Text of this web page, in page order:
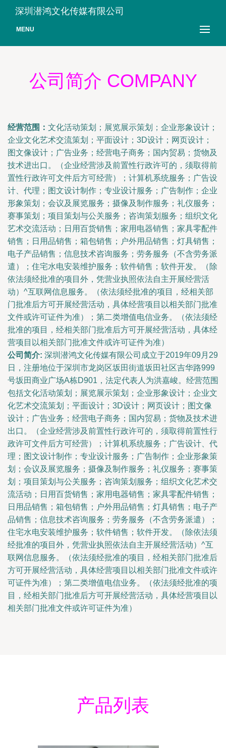
深圳潜鸿文化传媒有限公司
MENU
公司简介 COMPANY
经营范围： 文化活动策划；展览展示策划；企业形象设计；
企业文化艺术交流策划；平面设计；3D设计；网页设计；
图文像设计；广告业务；经营电子商务；国内贸易；货物及
技术进出口。（企业经营涉及前置性行政许可的，须取得前
置性行政许可文件后方可经营）；计算机系统服务；广告设
计、代理；图文设计制作；专业设计服务；广告制作；企业
形象策划；会议及展览服务；摄像及制作服务；礼仪服务；
赛事策划；项目策划与公关服务；咨询策划服务；组织文化
艺术交流活动；日用百货销售；家用电器销售；家具零配件
销售；日用品销售；箱包销售；户外用品销售；灯具销售；
电子产品销售；信息技术咨询服务；劳务服务（不含劳务派
遣）；住宅水电安装维护服务；软件销售；软件开发。（除
依法须经批准的项目外，凭营业执照依法自主开展经营活
动）^互联网信息服务。（依法须经批准的项目，经相关部
门批准后方可开展经营活动，具体经营项目以相关部门批准
文件或许可证件为准）；第二类增值电信业务。（依法须经
批准的项目，经相关部门批准后方可开展经营活动，具体经
营项目以相关部门批准文件或许可证件为准）
公司简介: 深圳潜鸿文化传媒有限公司成立于2019年09月29
日，注册地位于深圳市龙岗区坂田街道坂田社区吉华路999
号坂田商业广场A栋D901，法定代表人为洪嘉峻。经营范围
包括文化活动策划；展览展示策划；企业形象设计；企业文
化艺术交流策划；平面设计；3D设计；网页设计；图文像
设计；广告业务；经营电子商务；国内贸易；货物及技术进
出口。（企业经营涉及前置性行政许可的，须取得前置性行
政许可文件后方可经营）；计算机系统服务；广告设计、代
理；图文设计制作；专业设计服务；广告制作；企业形象策
划；会议及展览服务；摄像及制作服务；礼仪服务；赛事策
划；项目策划与公关服务；咨询策划服务；组织文化艺术交
流活动；日用百货销售；家用电器销售；家具零配件销售；
日用品销售；箱包销售；户外用品销售；灯具销售；电子产
品销售；信息技术咨询服务；劳务服务（不含劳务派遣）；
住宅水电安装维护服务；软件销售；软件开发。（除依法须
经批准的项目外，凭营业执照依法自主开展经营活动）^互
联网信息服务。（依法须经批准的项目，经相关部门批准后
方可开展经营活动，具体经营项目以相关部门批准文件或许
可证件为准）；第二类增值电信业务。（依法须经批准的项
目，经相关部门批准后方可开展经营活动，具体经营项目以
相关部门批准文件或许可证件为准）
产品列表